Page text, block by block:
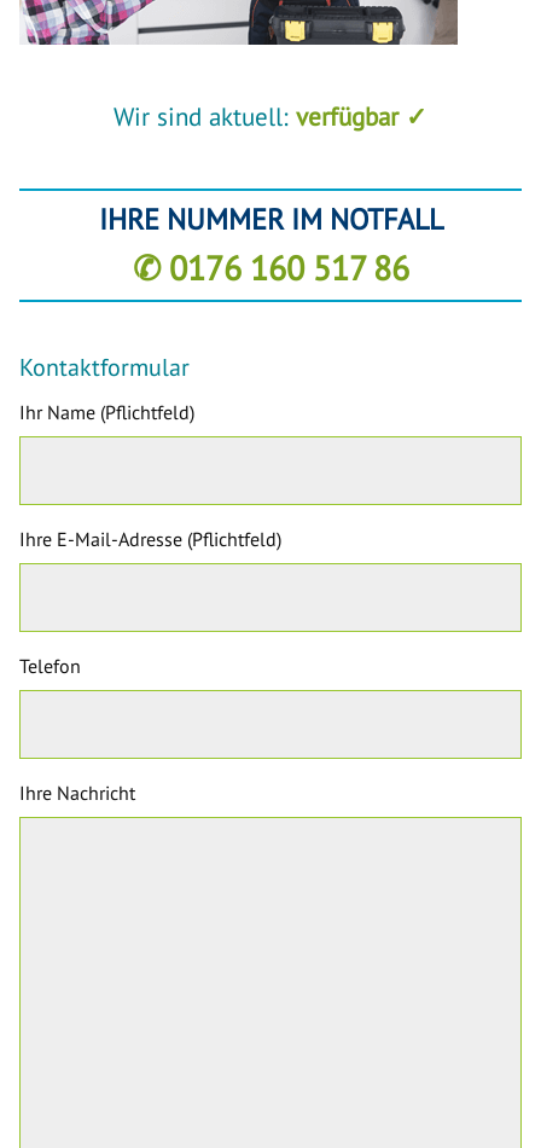
Wir sind aktuell: verfügbar ✓
IHRE NUMMER IM NOTFALL
✆ 0176 160 517 86
Kontaktformular
Ihr Name (Pflichtfeld)
Ihre E-Mail-Adresse (Pflichtfeld)
Telefon
Ihre Nachricht